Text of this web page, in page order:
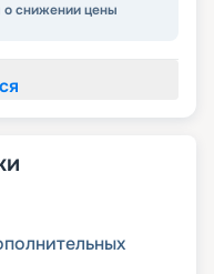
снижении цены